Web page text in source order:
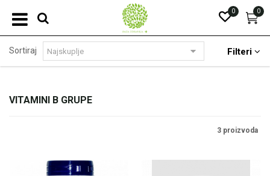
0
0
VITAMINI B GRUPE
Sortiraj Filteri
3 proizvoda